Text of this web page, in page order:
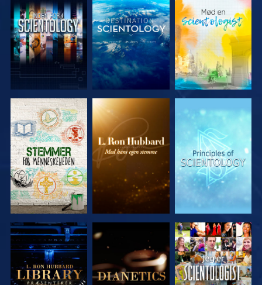
UDFORSK
SERIEN
UDFORSK
SERIEN
UDFORSK
SERIEN
UDFORSK
SERIEN
UDFORSK
SERIEN
SE